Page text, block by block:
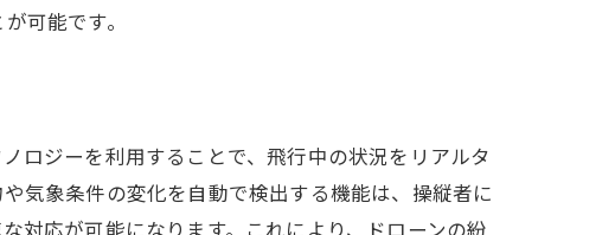
クニック
可能です。
ロジーを利用することで、飛行中の状況をリアルタ
気象条件の変化を自動で検出する機能は、操縦者に
対応が可能になります。これにより、ドローンの紛